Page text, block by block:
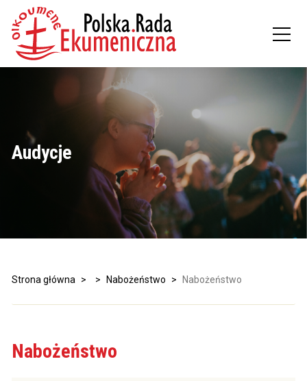
Audycje
Strona główna > > Nabożeństwo > Nabożeństwo
Nabożeństwo